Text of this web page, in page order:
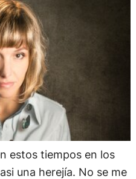
estos tiempos en los
una herejía. No se me